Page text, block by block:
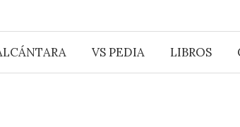
VS PEDIA LIBROS